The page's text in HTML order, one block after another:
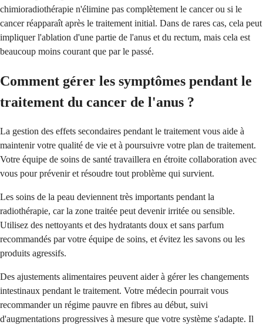
chimioradiothérapie n'élimine pas complètement le cancer ou si le
cancer réapparaît après le traitement initial. Dans de rares cas, cela peut
impliquer l'ablation d'une partie de l'anus et du rectum, mais cela est
beaucoup moins courant que par le passé.
Comment gérer les symptômes pendant le
traitement du cancer de l'anus ?
La gestion des effets secondaires pendant le traitement vous aide à
maintenir votre qualité de vie et à poursuivre votre plan de traitement.
Votre équipe de soins de santé travaillera en étroite collaboration avec
vous pour prévenir et résoudre tout problème qui survient.
Les soins de la peau deviennent très importants pendant la
radiothérapie, car la zone traitée peut devenir irritée ou sensible.
Utilisez des nettoyants et des hydratants doux et sans parfum
recommandés par votre équipe de soins, et évitez les savons ou les
produits agressifs.
Des ajustements alimentaires peuvent aider à gérer les changements
intestinaux pendant le traitement. Votre médecin pourrait vous
recommander un régime pauvre en fibres au début, suivi
d'augmentations progressives à mesure que votre système s'adapte. Il